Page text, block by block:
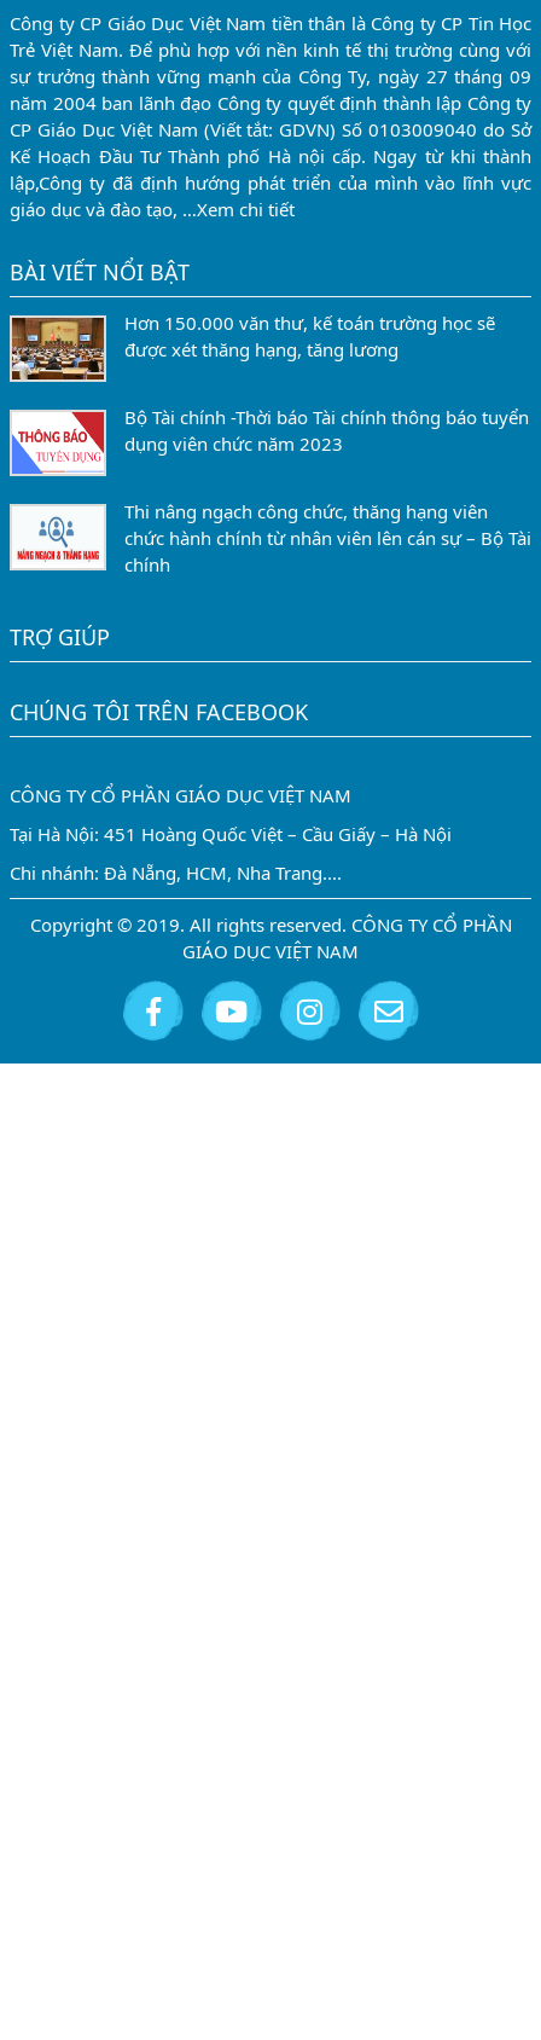
Công ty CP Giáo Dục Việt Nam tiền thân là Công ty CP Tin Học
Trẻ Việt Nam. Để phù hợp với nền kinh tế thị trường cùng với
sự trưởng thành vững mạnh của Công Ty, ngày 27 tháng 09
năm 2004 ban lãnh đạo Công ty quyết định thành lập Công ty
CP Giáo Dục Việt Nam (Viết tắt: GDVN) Số 0103009040 do Sở
Kế Hoạch Đầu Tư Thành phố Hà nội cấp. Ngay từ khi thành
lập,Công ty đã định hướng phát triển của mình vào lĩnh vực
giáo dục và đào tạo, …Xem chi tiết
BÀI VIẾT NỔI BẬT
Hơn 150.000 văn thư, kế toán trường học sẽ
được xét thăng hạng, tăng lương
Bộ Tài chính -Thời báo Tài chính thông báo tuyển
dụng viên chức năm 2023
Thi nâng ngạch công chức, thăng hạng viên
chức hành chính từ nhân viên lên cán sự – Bộ Tài
chính
TRỢ GIÚP
CHÚNG TÔI TRÊN FACEBOOK
CÔNG TY CỔ PHẦN GIÁO DỤC VIỆT NAM
Tại Hà Nội: 451 Hoàng Quốc Việt – Cầu Giấy – Hà Nội
Chi nhánh: Đà Nẵng, HCM, Nha Trang....
Copyright © 2019. All rights reserved. CÔNG TY CỔ PHẦN
GIÁO DỤC VIỆT NAM